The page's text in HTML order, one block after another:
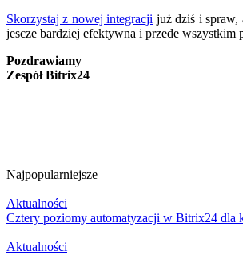
Skorzystaj z nowej integracji już dziś i spraw,
jescze bardziej efektywna i przede wszystkim
Pozdrawiamy
Zespół Bitrix24
Najpopularniejsze
Aktualności
Cztery poziomy automatyzacji w Bitrix24 dla
Aktualności